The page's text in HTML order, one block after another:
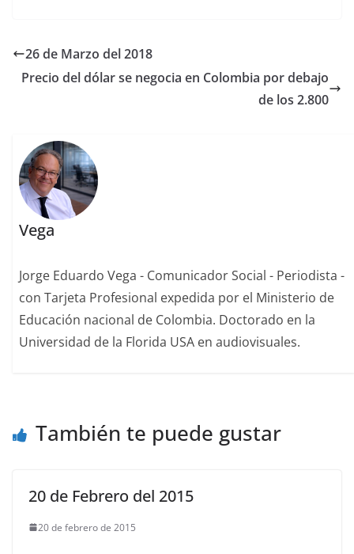
26 de Marzo del 2018
Precio del dólar se negocia en Colombia por debajo
de los 2.800
Vega
Jorge Eduardo Vega - Comunicador Social - Periodista -
con Tarjeta Profesional expedida por el Ministerio de
Educación nacional de Colombia. Doctorado en la
Universidad de la Florida USA en audiovisuales.
También te puede gustar
20 de Febrero del 2015
20 de febrero de 2015